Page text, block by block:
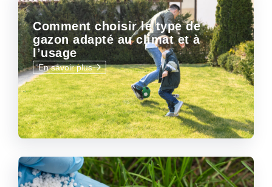
Comment choisir le type de
gazon adapté au climat et à
l’usage
En savoir plus